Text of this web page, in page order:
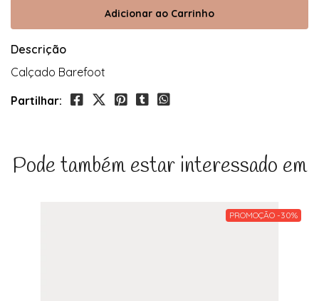
Descrição
Calçado Barefoot
Partilhar:
Pode também estar interessado em
PROMOÇÃO -30%